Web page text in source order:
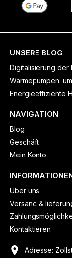
UNSERE BLOG
Digitalisierung der
Wärmepumpen:
Energieeffiziente
NAVIGATION
Blog
Geschäft
Mein Konto
Über uns
Versand &
Kontaktieren
Adresse: